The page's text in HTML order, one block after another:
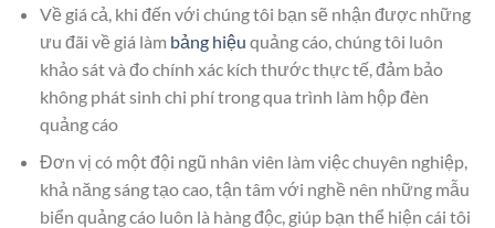
Về giá cả, khi đến với chúng tôi bạn sẽ nhận được những
ưu đãi về giá làm bảng hiệu quảng cáo, chúng tôi luôn
khảo sát và đo chính xác kích thước thực tế, đảm bảo
không phát sinh chi phí trong qua trình làm hộp đèn
quảng cáo
Đơn vị có một đội ngũ nhân viên làm việc chuyên nghiệp,
khả năng sáng tạo cao, tận tâm với nghề nên những mẫu
biển quảng cáo luôn là hàng độc, giúp bạn thể hiện cái tôi